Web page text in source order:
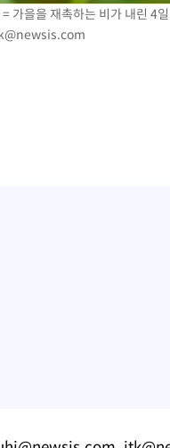
가을을 재촉하는 비가 내린 4